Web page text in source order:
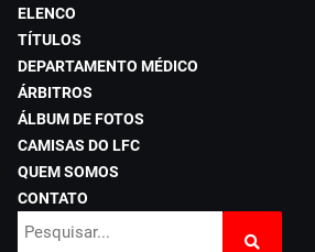
ELENCO
TÍTULOS
DEPARTAMENTO MÉDICO
ÁRBITROS
ÁLBUM DE FOTOS
CAMISAS DO LFC
QUEM SOMOS
CONTATO